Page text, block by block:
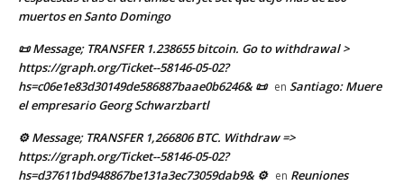
muertos en Santo Domingo
📜 Message; TRANSFER 1.238655 bitcoin. Go to withdrawal >
https://graph.org/Ticket--58146-05-02?
hs=c06e1e83d30149de586887baae0b6246& 📜 en Santiago: Muere
el empresario Georg Schwarzbartl
⚙ Message; TRANSFER 1,266806 BTC. Withdraw =>
https://graph.org/Ticket--58146-05-02?
hs=d37611bd948867be131a3ec73059dab9& ⚙ en Reuniones